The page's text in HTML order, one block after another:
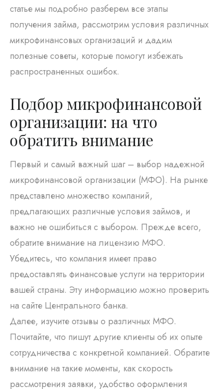
статье мы подробно разберем все этапы
получения займа, рассмотрим условия различных
микрофинансовых организаций и дадим
полезные советы, которые помогут избежать
распространенных ошибок.
Подбор микрофинансовой
организации: на что
обратить внимание
Первый и самый важный шаг – выбор надежной
микрофинансовой организации (МФО). На рынке
представлено множество компаний,
предлагающих различные условия займов, и
важно не ошибиться с выбором. Прежде всего,
обратите внимание на лицензию МФО.
Убедитесь, что компания имеет право
предоставлять финансовые услуги на территории
вашей страны. Эту информацию можно проверить
на сайте Центрального банка.
Далее, изучите отзывы о различных МФО.
Почитайте, что пишут другие клиенты об их опыте
сотрудничества с конкретной компанией. Обратите
внимание на такие моменты, как скорость
рассмотрения заявки, удобство оформления